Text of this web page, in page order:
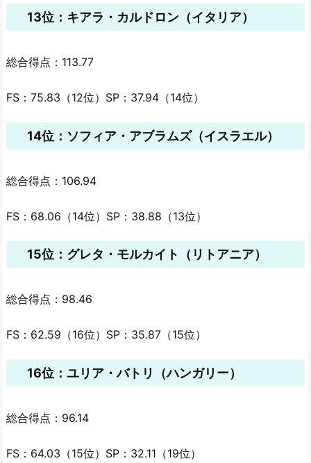
13位：キアラ・カルドロン（イタリア）
総合得点：113.77
FS：75.83（12位）SP：37.94（14位）
14位：ソフィア・アブラムズ（イスラエル）
総合得点：106.94
FS：68.06（14位）SP：38.88（13位）
15位：グレタ・モルカイト（リトアニア）
総合得点：98.46
FS：62.59（16位）SP：35.87（15位）
16位：ユリア・バトリ（ハンガリー）
総合得点：96.14
FS：64.03（15位）SP：32.11（19位）